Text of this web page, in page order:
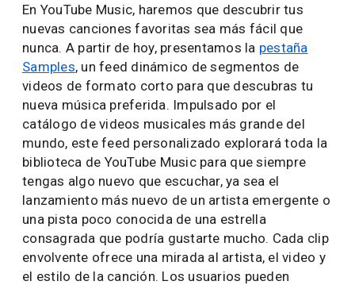
En YouTube Music, haremos que descubrir tus
nuevas canciones favoritas sea más fácil que
nunca. A partir de hoy, presentamos la pestaña
Samples, un feed dinámico de segmentos de
videos de formato corto para que descubras tu
nueva música preferida. Impulsado por el
catálogo de videos musicales más grande del
mundo, este feed personalizado explorará toda la
biblioteca de YouTube Music para que siempre
tengas algo nuevo que escuchar, ya sea el
lanzamiento más nuevo de un artista emergente o
una pista poco conocida de una estrella
consagrada que podría gustarte mucho. Cada clip
envolvente ofrece una mirada al artista, el video y
el estilo de la canción. Los usuarios pueden